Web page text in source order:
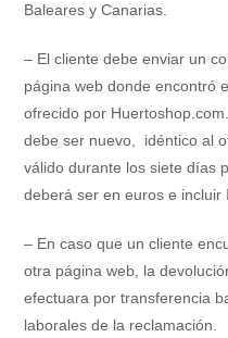
Baleares y Canarias.
– El cliente debe enviar un
página web donde encontró
ofrecido por
debe ser nuevo, idéntico al
válido durante los siete días
deberá ser en euros e incluir
– En caso que un cliente
otra página web, la
efectuara por transferencia
laborales de la reclamación.